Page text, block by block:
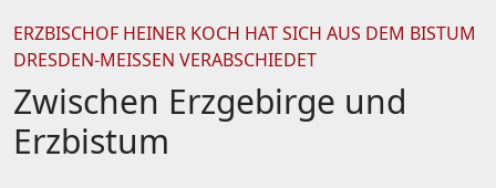
ERZBISCHOF HEINER KOCH HAT SICH AUS DEM BISTUM
DRESDEN-MEISSEN VERABSCHIEDET
Zwischen Erzgebirge und
Erzbistum